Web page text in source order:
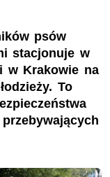
psów
stacjonuje w
w Krakowie na
To